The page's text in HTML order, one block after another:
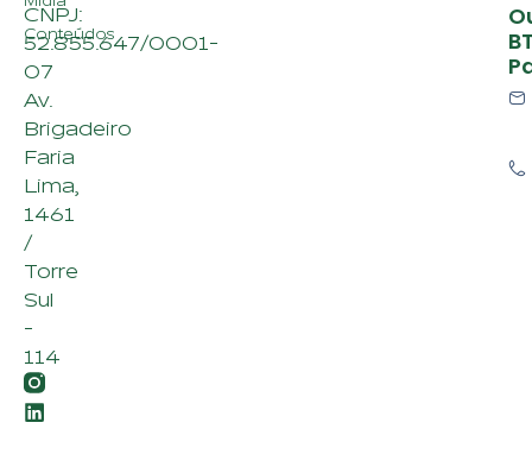
CNPJ:
52.855.647/0001-
07
Av.
Brigadeiro
Faria
Lima,
1461
/
Torre
Sul
-
114
Conteúdos